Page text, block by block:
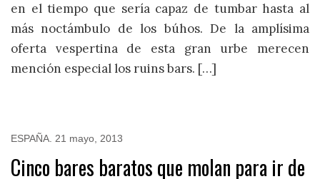
en el tiempo que sería capaz de tumbar hasta al
más noctámbulo de los búhos. De la amplísima
oferta vespertina de esta gran urbe merecen
mención especial los ruins bars. […]
ESPAÑA 21 mayo, 2013
Cinco bares baratos que molan para ir de